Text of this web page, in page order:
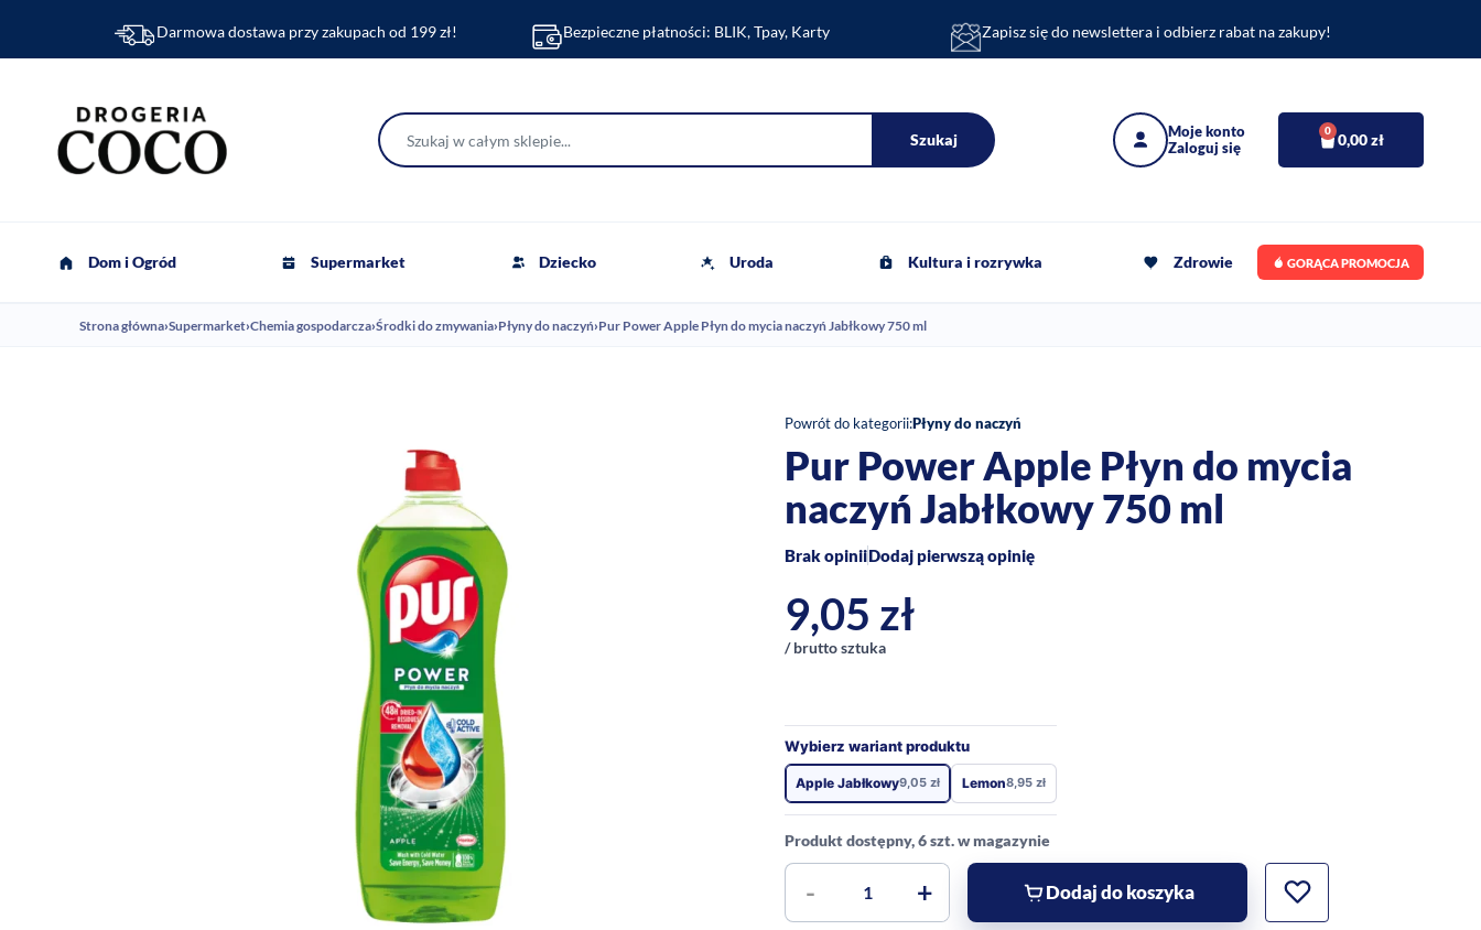
Darmowa dostawa przy zakupach od 199 zł! Bezpieczne płatności: BLIK, Tpay, Karty Zapisz się do newslettera i odbierz rabat na zakupy!
Szukaj 0,00zł
0
Dom i Ogród Supermarket Dziecko Uroda Kultura i rozrywka Zdrowie GORĄCA PROMOCJA
Strona główna›Supermarket›Chemia gospodarcza›Środki do zmywania›Płyny do naczyń›Pur Power Apple Płyn do mycia naczyń Jabłkowy 750 ml
Powrót do kategorii:Płyny do naczyń
Pur Power Apple Płyn do mycia
naczyń Jabłkowy 750 ml
Brak opiniiDodaj pierwszą opinię
9,05 zł
/ brutto sztuka
Wybierz wariant produktu
Apple Jabłkowy9,05 zł Lemon8,95 zł
Produkt dostępny, 6 szt. w magazynie
- + Dodaj do koszyka